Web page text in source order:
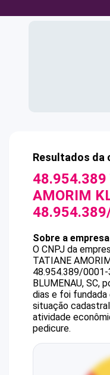
Resultados da
48.954.389
AMORIM
Sobre a empresa
O CNPJ da
TATIANE
48.954.389/
BLUMENAU, SC,
dias e foi
situação
atividade
pedicure.